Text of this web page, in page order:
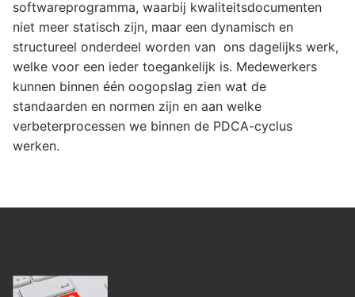
softwareprogramma, waarbij kwaliteitsdocumenten
niet meer statisch zijn, maar een dynamisch en
structureel onderdeel worden van ons dagelijks werk,
welke voor een ieder toegankelijk is. Medewerkers
kunnen binnen één oogopslag zien wat de
standaarden en normen zijn en aan welke
verbeterprocessen we binnen de PDCA-cyclus
werken.